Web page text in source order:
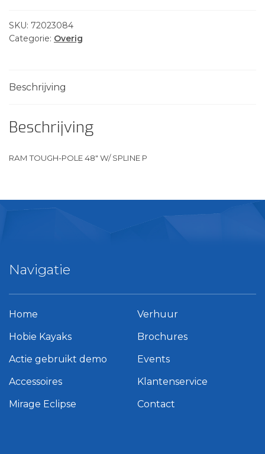
W/
SPLINE
SKU: 72023084
Categorie: Overig
Beschrijving
Beschrijving
RAM TOUGH-POLE 48″ W/ SPLINE P
Navigatie
Home
Hobie Kayaks
Actie gebruikt demo
Accessoires
Mirage Eclipse
Verhuur
Brochures
Events
Klantenservice
Contact